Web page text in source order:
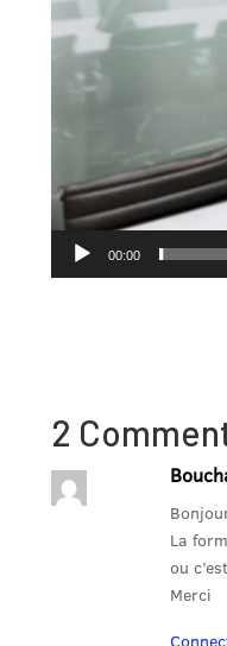
00:00
2
La
ou
Merci